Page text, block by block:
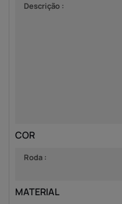
Descrição :
COR
Roda :
MATERIAL